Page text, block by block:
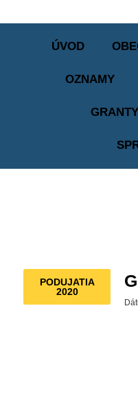
ÚVOD
OZNAMY
PODUJATIA
2020